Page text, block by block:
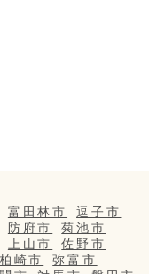
富田林市
逗子市
防府市
菊池市
上山市
佐野市
柏崎市
弥富市